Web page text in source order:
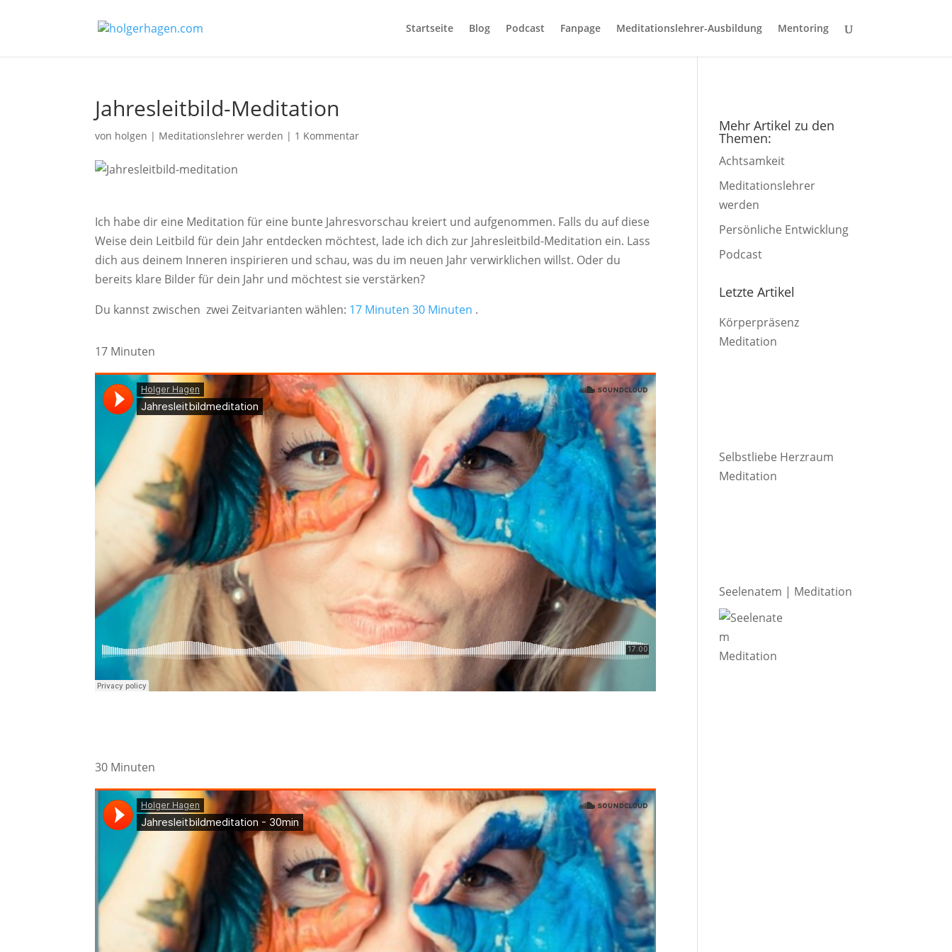
Startseite Blog Podcast Fanpage Meditationslehrer-Ausbildung Mentoring
Jahresleitbild-Meditation
von holgen | Meditationslehrer werden | 1 Kommentar
Ich habe dir eine Meditation für eine bunte Jahresvorschau kreiert und aufgenommen. Falls du auf diese
Weise dein Leitbild für dein Jahr entdecken möchtest, lade ich dich zur Jahresleitbild-Meditation ein. Lass
dich aus deinem Inneren inspirieren und schau, was du im neuen Jahr verwirklichen willst. Oder du
bereits klare Bilder für dein Jahr und möchtest sie verstärken?
Du kannst zwischen zwei Zeitvarianten wählen: 17 Minuten 30 Minuten .
17 Minuten
30 Minuten
Mehr Artikel zu den
Themen:
Achtsamkeit
Meditationslehrer
werden
Persönliche Entwicklung
Podcast
Letzte Artikel
Körperpräsenz
Meditation
Selbstliebe Herzraum
Meditation
Seelenatem | Meditation